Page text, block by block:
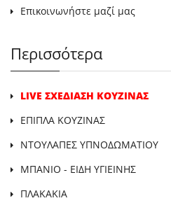
Επικοινωνήστε μαζί μας
Περισσότερα
LIVE ΣΧΕΔΙΑΣΗ ΚΟΥΖΙΝΑΣ
ΕΠΙΠΛΑ ΚΟΥΖΙΝΑΣ
ΝΤΟΥΛΑΠΕΣ ΥΠΝΟΔΩΜΑΤΙΟΥ
ΜΠΑΝΙΟ - ΕΙΔΗ ΥΓΙΕΙΝΗΣ
ΠΛΑΚΑΚΙΑ